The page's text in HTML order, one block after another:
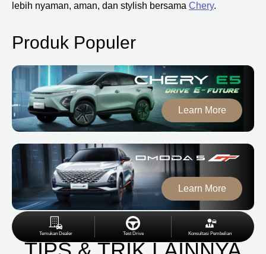
lebih nyaman, aman, dan stylish bersama Chery.
Produk Populer
Learn More
Learn More
Temukan Dealer Test Drive Konsultasi Pembelian